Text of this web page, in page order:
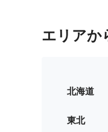
エリアか
北海道
東北